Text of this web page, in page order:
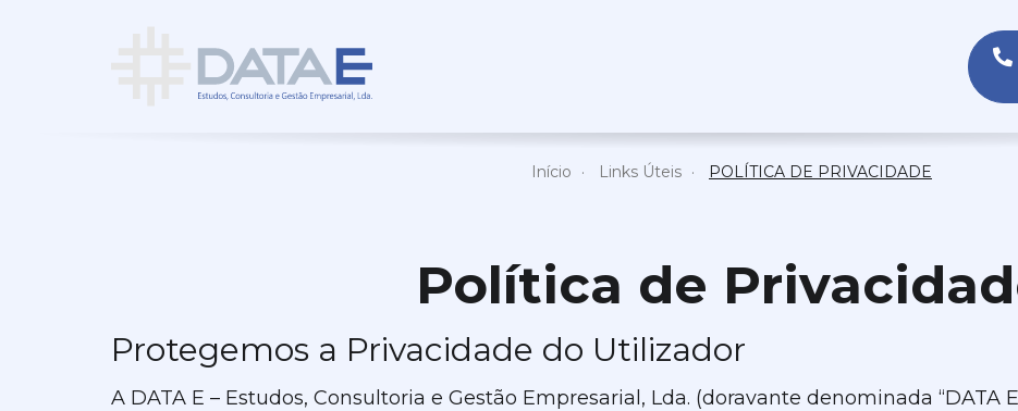
Início Links Úteis POLÍTICA DE PRIVACIDADE
Política de
Protegemos a Privacidade do Utilizador
A DATA E – Estudos, Consultoria e Gestão Empresarial, Lda. (doravante denominada “DATA